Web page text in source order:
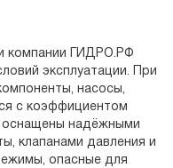
компании ГИДРО.РФ
эксплуатации. При
насосы,
с коэффициентом
оснащены надёжными
клапанами давления и
опасные для